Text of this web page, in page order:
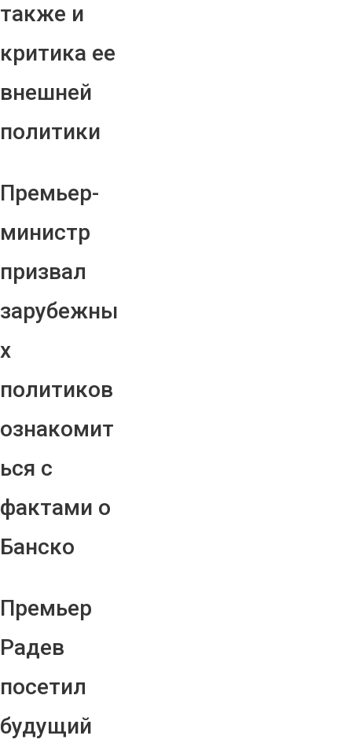
также и
критика ее
внешней
политики
Премьер-
министр
призвал
зарубежны
х
политиков
ознакомит
ься с
фактами о
Банско
Премьер
Радев
посетил
будущий